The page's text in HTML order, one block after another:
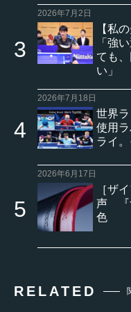
2026年7月2日
【私
「強
ても
い」
2026年7月18日
世界
使用
ライ
2026年6月17日
［ザ
声 『
色
RELATED